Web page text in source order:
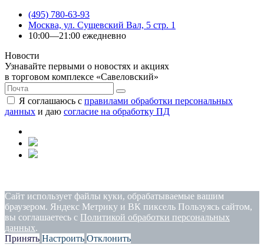
(495) 780-63-93
Москва, ул. Сущевский Вал, 5 стр. 1
10:00—21:00 ежедневно
Новости
Узнавайте первыми о новостях и акциях
в торговом комплексе «Савеловский»
Я соглашаюсь с правилами обработки персональных
данных и даю согласие на обработку ПД
Сайт использует файлы куки, обрабатываемые вашим
браузером. Яндекс Метрику и ВК пиксель Пользуясь сайтом,
вы соглашаетесь с Политикой обработки персональных
данных.
Принять Настроить Отклонить